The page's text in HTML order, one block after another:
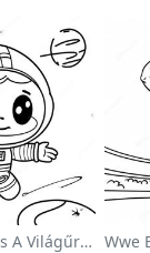
Aranyos Űrhajós A Világűrben Színezőlap